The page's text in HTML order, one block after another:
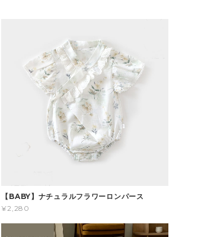
【BABY】ナチュラルフラワーロンパース
¥2,280